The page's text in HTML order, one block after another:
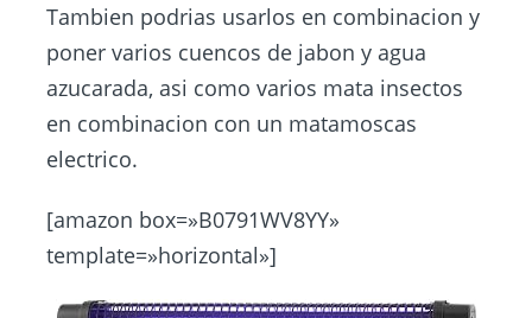
Tambien podrias usarlos en combinacion y
poner varios cuencos de jabon y agua
azucarada, asi como varios mata insectos
en combinacion con un matamoscas
electrico.
[amazon box=»B0791WV8YY»
template=»horizontal»]